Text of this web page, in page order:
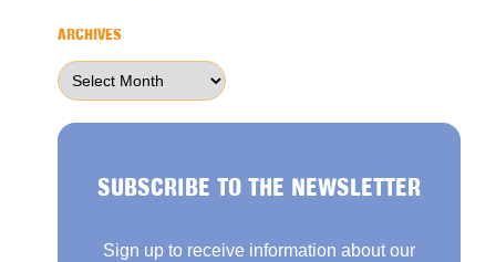
ARCHIVES
Archives
SUBSCRIBE TO THE NEWSLETTER
Sign up to receive information about our